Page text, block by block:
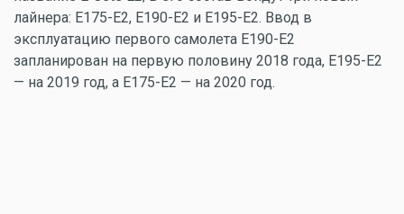
лайнера: E175-E2, E190-E2 и E195-E2. Ввод в
эксплуатацию первого самолета E190-E2
запланирован на первую половину 2018 года, E195-E2
— на 2019 год, а E175-E2 — на 2020 год.